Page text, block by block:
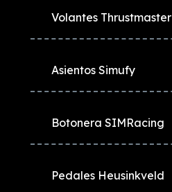
Volantes Thrustmaster
Asientos Simufy
Botonera SIMRacing
Pedales Heusinkveld